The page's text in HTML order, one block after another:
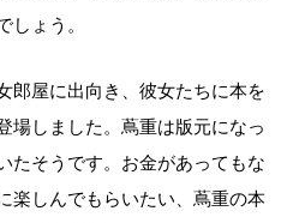
しょう。
郎屋に出向き、彼女たちに本を
場しました。蔦重は版元になっ
たそうです。お金があってもな
楽しんでもらいたい、蔦重の本